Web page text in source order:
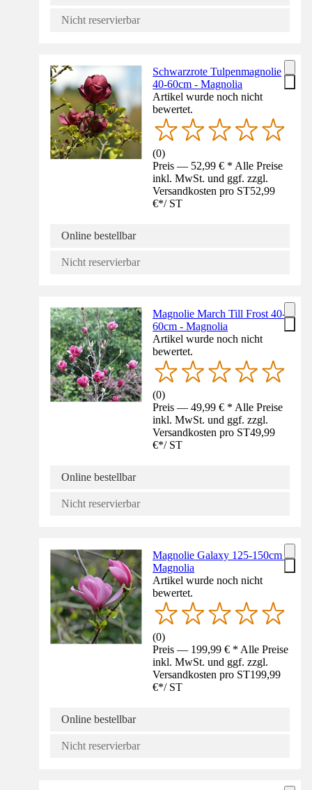
Nicht reservierbar
Schwarzrote Tulpenmagnolie
40-60cm - Magnolia
Artikel wurde noch nicht
bewertet.
(0)
Preis — 52,99 € * Alle Preise
inkl. MwSt. und ggf. zzgl.
Versandkosten pro ST52,99
€*/ ST
Online bestellbar
Nicht reservierbar
Magnolie March Till Frost 40-
60cm - Magnolia
Artikel wurde noch nicht
bewertet.
(0)
Preis — 49,99 € * Alle Preise
inkl. MwSt. und ggf. zzgl.
Versandkosten pro ST49,99
€*/ ST
Online bestellbar
Nicht reservierbar
Magnolie Galaxy 125-150cm -
Magnolia
Artikel wurde noch nicht
bewertet.
(0)
Preis — 199,99 € * Alle Preise
inkl. MwSt. und ggf. zzgl.
Versandkosten pro ST199,99
€*/ ST
Online bestellbar
Nicht reservierbar